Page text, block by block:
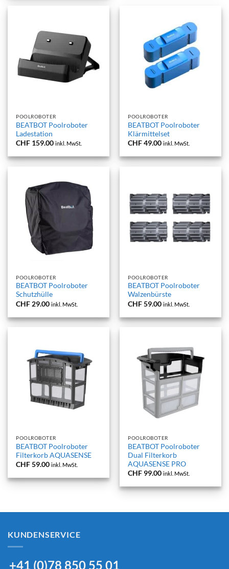
POOLROBOTER
BEATBOT Poolroboter
Ladestation
CHF 159.00 inkl. MwSt.
POOLROBOTER
BEATBOT Poolroboter
Klärmittelset
CHF49.00 inkl. MwSt.
POOLROBOTER
BEATBOT Poolroboter
Schutzhülle
CHF 29.00 inkl. MwSt.
POOLROBOTER
BEATBOT Poolroboter
Walzenbürste
CHF59.00 inkl. MwSt.
POOLROBOTER
BEATBOT Poolroboter
Filterkorb AQUASENSE
CHF59.00 inkl. MwSt.
POOLROBOTER
BEATBOT Poolroboter
Dual Filterkorb
AQUASENSE PRO
CHF 99.00 inkl. MwSt.
KUNDENSERVICE
+41 (0)78 850 55 01